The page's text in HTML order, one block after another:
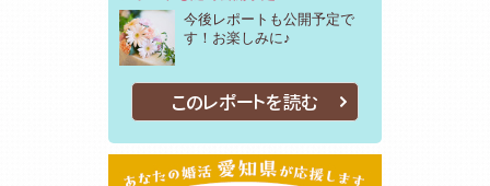
今後レポートも公開予定で
す！お楽しみに♪
このレポートを読む